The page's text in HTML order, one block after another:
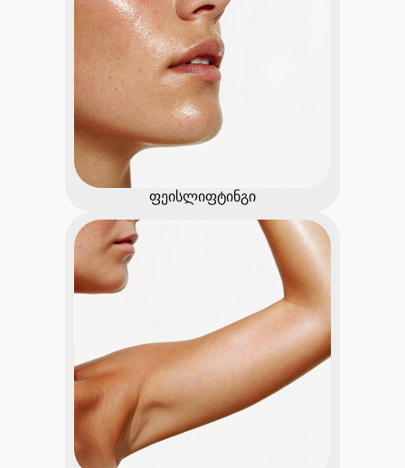
ფეისლიფტინგი